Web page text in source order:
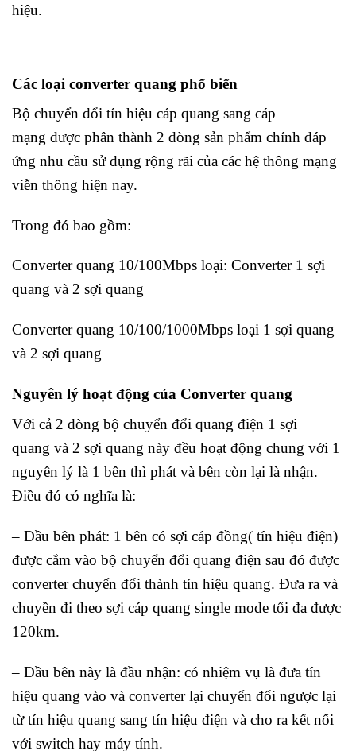
hiệu.
Các loại converter quang phổ biến
Bộ chuyển đổi tín hiệu cáp quang sang cáp
mạng được phân thành 2 dòng sản phẩm chính đáp
ứng nhu cầu sử dụng rộng rãi của các hệ thông mạng
viễn thông hiện nay.
Trong đó bao gồm:
Converter quang 10/100Mbps loại: Converter 1 sợi
quang và 2 sợi quang
Converter quang 10/100/1000Mbps loại 1 sợi quang
và 2 sợi quang
Nguyên lý hoạt động của Converter quang
Với cả 2 dòng bộ chuyển đổi quang điện 1 sợi
quang và 2 sợi quang này đều hoạt động chung với 1
nguyên lý là 1 bên thì phát và bên còn lại là nhận.
Điều đó có nghĩa là:
– Đầu bên phát: 1 bên có sợi cáp đồng( tín hiệu điện)
được cắm vào bộ chuyển đổi quang điện sau đó được
converter chuyển đổi thành tín hiệu quang. Đưa ra và
chuyền đi theo sợi cáp quang single mode tối đa được
120km.
– Đầu bên này là đầu nhận: có nhiệm vụ là đưa tín
hiệu quang vào và converter lại chuyển đổi ngược lại
từ tín hiệu quang sang tín hiệu điện và cho ra kết nối
với switch hay máy tính.